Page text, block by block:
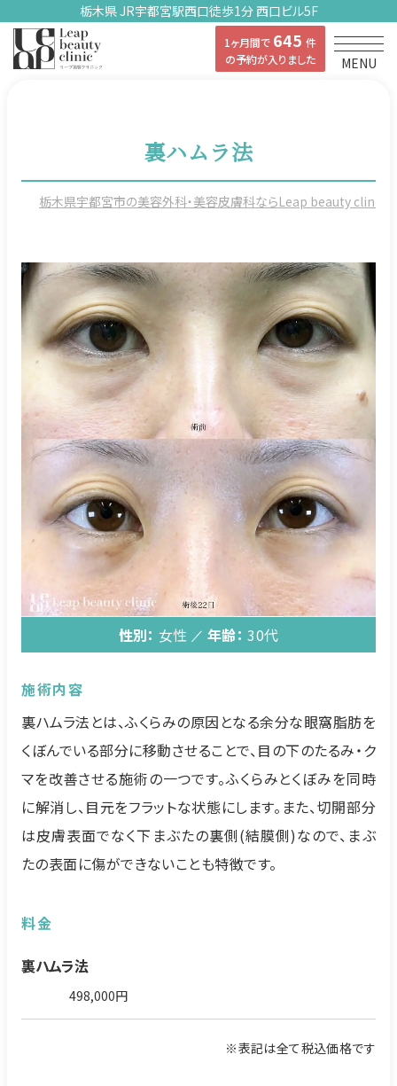
栃木県 JR宇都宮駅西口徒歩1分 西口ビル5F
1ヶ月間で 645 件
の予約が入りました
MENU
裏ハムラ法
栃木県宇都宮市の美容外科・美容皮膚科ならLeap beauty clinic
性別： 女性 年齢： 30代
施術内容
裏ハムラ法とは、ふくらみの原因となる余分な眼窩脂肪を
くぼんでいる部分に移動させることで、目の下のたるみ・ク
マを改善させる施術の一つです。ふくらみとくぼみを同時
に解消し、目元をフラットな状態にします。また、切開部分
は皮膚表面でなく下まぶたの裏側(結膜側)なので、まぶ
たの表面に傷ができないことも特徴です。
料金
裏ハムラ法
498,000円
※表記は全て税込価格です